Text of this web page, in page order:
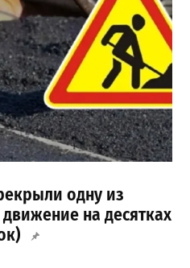
одну из
на десятках